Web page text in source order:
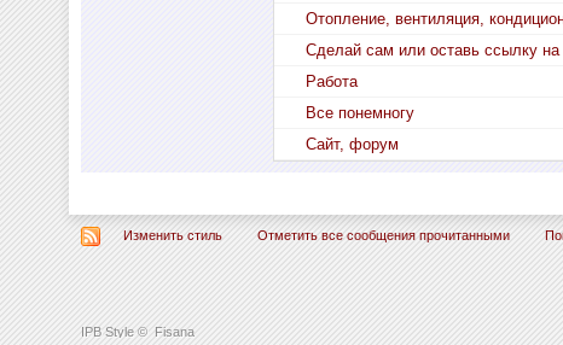
IPB Style © Fisana
Отопление, вентиляция,
Сделай сам или оставь ссылку
Работа
Все понемногу
Сайт, форум
Изменить стиль Отметить все сообщения прочитанными